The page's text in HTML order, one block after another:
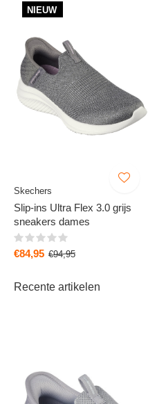
NIEUW
Skechers
Slip-ins Ultra Flex 3.0 grijs
sneakers dames
€84,95 €94,95
Recente artikelen